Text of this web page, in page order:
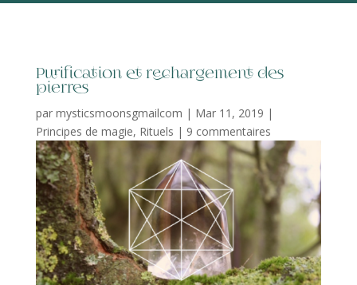
Purification et rechargement des
pierres
par mysticsmoonsgmailcom | Mar 11, 2019 |
Principes de magie, Rituels | 9 commentaires